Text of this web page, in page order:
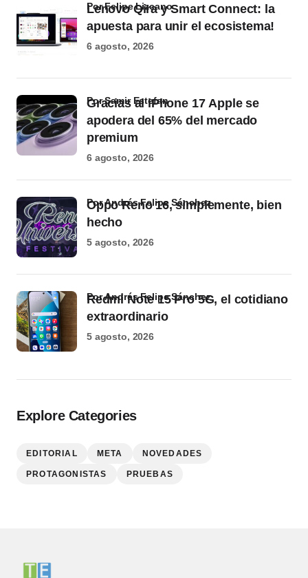
Lenovo Qira y Smart Connect: la
apuesta para unir el ecosistema!
por Felipe Lizcano
6 agosto, 2026
Gracias al iPhone 17 Apple se
apodera del 65% del mercado
premium
por Samir Estefan
6 agosto, 2026
Oppo Reno 16, simplemente, bien
hecho
por Andrés Felipe Sánchez
5 agosto, 2026
Redmi Note 15 Pro 5G, el cotidiano
extraordinario
por Andrés Felipe Sánchez
5 agosto, 2026
Explore Categories
EDITORIAL META NOVEDADES
PROTAGONISTAS PRUEBAS